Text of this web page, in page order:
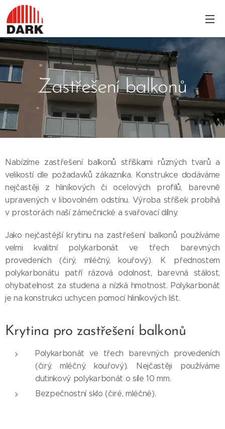
Zastřešení balkonů
Nabízíme zastřešení balkonů stříškami různých tvarů a
velikostí dle požadavků zákazníka. Konstrukce dodáváme
nejčastěji z hliníkových či ocelových profilů, barevně
upravených v libovolném odstínu. Výroba stříšek probíhá
v prostorách naší zámečnické a svařovací dílny.
Jako nejčastější krytinu na zastřešení balkonů používáme
velmi kvalitní polykarbonát ve třech barevných
provedeních (čirý, mléčný, kouřový). K přednostem
polykarbonátu patří rázová odolnost, barevná stálost,
ohybatelnost za studena a nízká hmotnost. Polykarbonát
je na konstrukci uchycen pomocí hliníkových lišt.
Krytina pro zastřešení balkonů
Polykarbonát ve třech barevných provedeních
(čirý, mléčný, kouřový). Nejčastěji používáme
dutinkový polykarbonát o síle 10 mm.
Bezpečnostní sklo (čiré, mléčné).